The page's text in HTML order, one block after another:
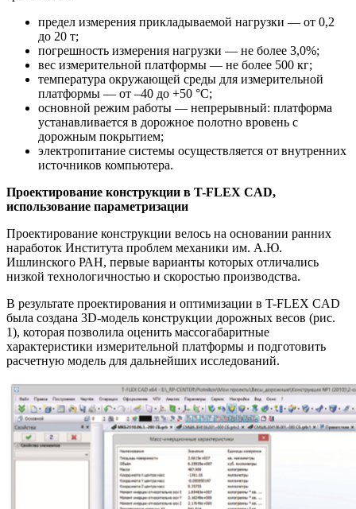
предел измерения прикладываемой нагрузки — от 0,2
до 20 т;
погрешность измерения нагрузки — не более 3,0%;
вес измерительной платформы — не более 500 кг;
температура окружающей среды для измерительной
платформы — от –40 до +50 °С;
основной режим работы — непрерывный: платформа
устанавливается в дорожное полотно вровень с
дорожным покрытием;
электропитание системы осуществляется от внутренних
источников компьютера.
Проектирование конструкции в T-FLEX CAD,
использование параметризации
Проектирование конструкции велось на основании ранних
наработок Института проблем механики им. А.Ю.
Ишлинского РАН, первые варианты которых отличались
низкой технологичностью и скоростью производства.
В результате проектирования и оптимизации в T-FLEX CAD
была создана 3D-модель конструкции дорожных весов (рис.
1), которая позволила оценить массогабаритные
характеристики измерительной платформы и подготовить
расчетную модель для дальнейших исследований.